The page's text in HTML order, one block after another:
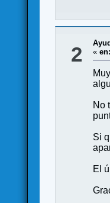
2
«en:
No
Si
El